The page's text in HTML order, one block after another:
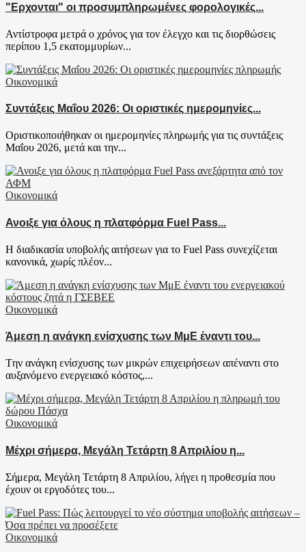
"Ερχονται" οι προσυμπληρωμένες φορολογικές...
Αντίστροφα μετρά ο χρόνος για τον έλεγχο και τις διορθώσεις
περίπου 1,5 εκατομμυρίων...
Οικονομικά
Συντάξεις Μαΐου 2026: Οι οριστικές ημερομηνίες...
Οριστικοποιήθηκαν οι ημερομηνίες πληρωμής για τις συντάξεις
Μαΐου 2026, μετά και την...
Οικονομικά
Ανοιξε για όλους η πλατφόρμα Fuel Pass...
Η διαδικασία υποβολής αιτήσεων για το Fuel Pass συνεχίζεται
κανονικά, χωρίς πλέον...
Οικονομικά
Άμεση η ανάγκη ενίσχυσης των ΜμΕ έναντι του...
Tην ανάγκη ενίσχυσης των μικρών επιχειρήσεων απέναντι στο
αυξανόμενο ενεργειακό κόστος,...
Οικονομικά
Μέχρι σήμερα, Μεγάλη Τετάρτη 8 Απριλίου η...
Σήμερα, Μεγάλη Τετάρτη 8 Απριλίου, λήγει η προθεσμία που
έχουν οι εργοδότες του...
Οικονομικά